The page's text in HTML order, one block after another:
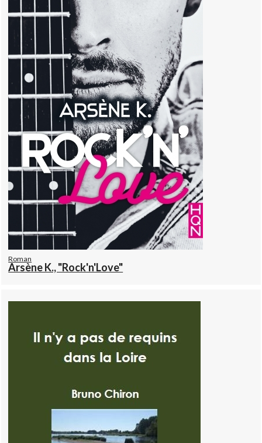
Roman
Arsène K., "Rock'n'Love"